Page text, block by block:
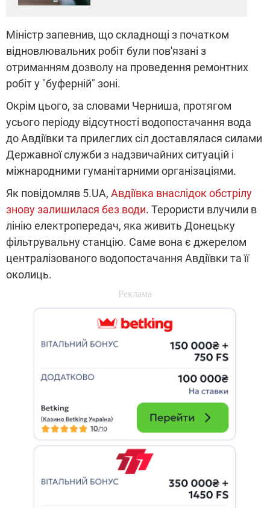
Міністр запевнив, що складнощі з початком
відновлювальних робіт були пов'язані з
отриманням дозволу на проведення ремонтних
робіт у "буферній" зоні.
Окрім цього, за словами Черниша, протягом
усього періоду відсутності водопостачання вода
до Авдіївки та прилеглих сіл доставлялася силами
Державної служби з надзвичайних ситуацій і
міжнародними гуманітарними організаціями.
Як повідомляв 5.UA, Авдіївка внаслідок обстрілу
знову залишилася без води. Терористи влучили в
лінію електропередач, яка живить Донецьку
фільтрувальну станцію. Саме вона є джерелом
централізованого водопостачання Авдіївки та її
околиць.